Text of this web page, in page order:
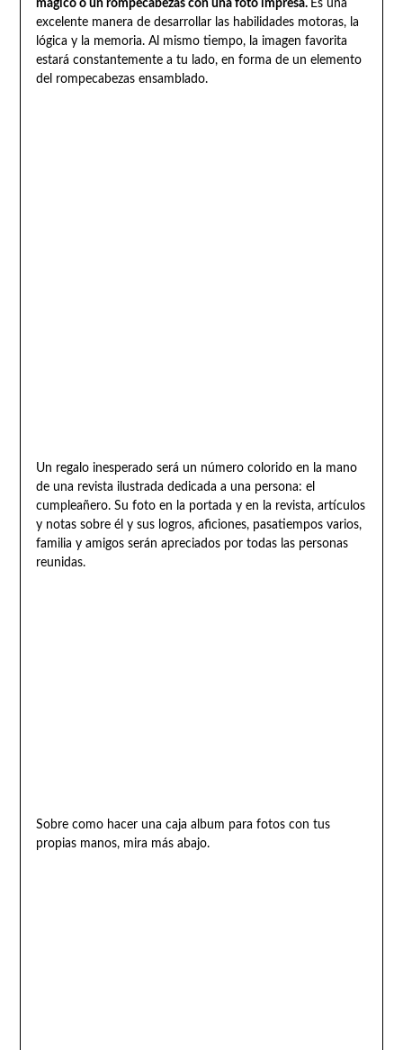
mágico o un rompecabezas con una foto impresa. Es una
excelente manera de desarrollar las habilidades motoras, la
lógica y la memoria. Al mismo tiempo, la imagen favorita
estará constantemente a tu lado, en forma de un elemento
del rompecabezas ensamblado.
Un regalo inesperado será un número colorido en la mano
de una revista ilustrada dedicada a una persona: el
cumpleañero. Su foto en la portada y en la revista, artículos
y notas sobre él y sus logros, aficiones, pasatiempos varios,
familia y amigos serán apreciados por todas las personas
reunidas.
Sobre como hacer una caja album para fotos con tus
propias manos, mira más abajo.